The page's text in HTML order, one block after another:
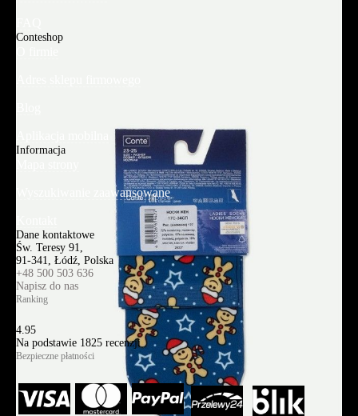
Conteshop
Informacja
Wyszukiwanie zaawansowane
Dane kontaktowe
Św. Teresy 91,
91-341, Łódź, Polska
+48 500 503 636
Napisz do nas
Ranking
4.95
Na podstawie 1825 recenzji
Bezpieczne płatności